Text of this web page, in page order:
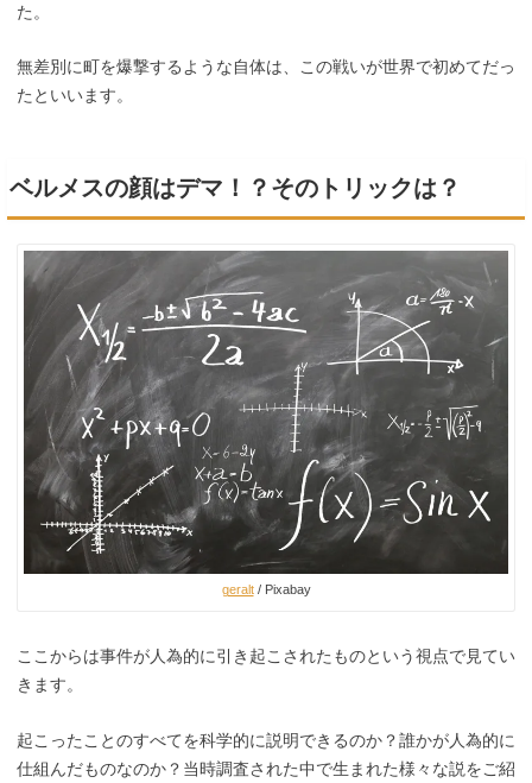
た。
無差別に町を爆撃するような自体は、この戦いが世界で初めてだっ
たといいます。
ベルメスの顔はデマ！？そのトリックは？
geralt/ Pixabay
ここからは事件が人為的に引き起こされたものという視点で見てい
きます。
起こったことのすべてを科学的に説明できるのか？誰かが人為的に
仕組んだものなのか？当時調査された中で生まれた様々な説をご紹